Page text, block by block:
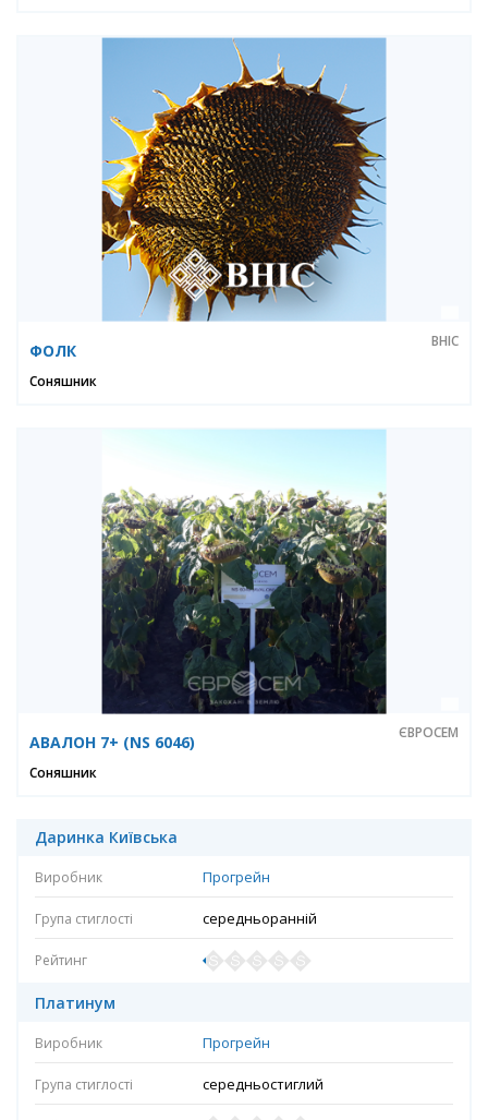
ФОЛК ВНІС
Соняшник
АВАЛОН 7+ (NS 6046) ЄВРОСЕМ
Соняшник
Даринка Київська
Прогрейн
середньоранній
Платинум
Прогрейн
середньостиглий